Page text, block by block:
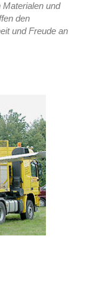
und
den
und Freude an